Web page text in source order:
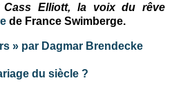
Cass Elliott, la voix du rêve
de France Swimberge.
» par Dagmar Brendecke
du siècle ?